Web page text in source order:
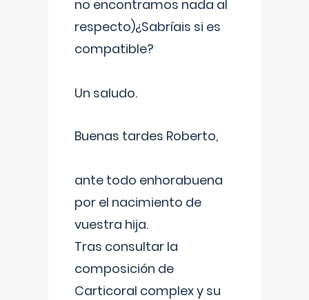
no encontramos nada al
respecto)¿Sabríais si es
compatible?
Un saludo.
Buenas tardes Roberto,
ante todo enhorabuena
por el nacimiento de
vuestra hija.
Tras consultar la
composición de
Carticoral complex y su